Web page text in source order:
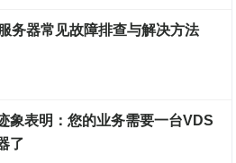
务器常见故障排查与解决方法
象表明：您的业务需要一台VDS
了